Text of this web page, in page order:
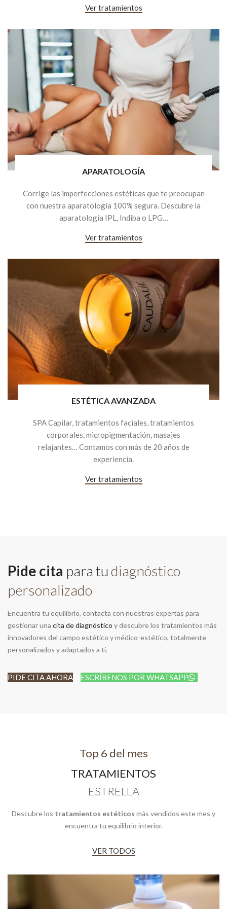
Ver tratamientos
APARATOLOGÍA
Corrige las imperfecciones estéticas que te preocupan
con nuestra aparatología 100% segura. Descubre la
aparatología IPL, Indiba o LPG…
Ver tratamientos
ESTÉTICA AVANZADA
SPA Capilar, tratamientos faciales, tratamientos
corporales, micropigmentación, masajes
relajantes… Contamos con más de 20 años de
experiencia.
Ver tratamientos
Pide cita para tu diagnóstico
personalizado
Encuentra tu equilibrio, contacta con nuestras expertas para
gestionar una cita de diagnóstico y descubre los tratamientos más
innovadores del campo estético y médico-estético, totalmente
personalizados y adaptados a ti.
PIDE CITA AHORA ESCRÍBENOS POR WHATSAPP
Top 6 del mes
TRATAMIENTOS
ESTRELLA
Descubre los tratamientos estéticos más vendidos este mes y
encuentra tu equilibrio interior.
VER TODOS